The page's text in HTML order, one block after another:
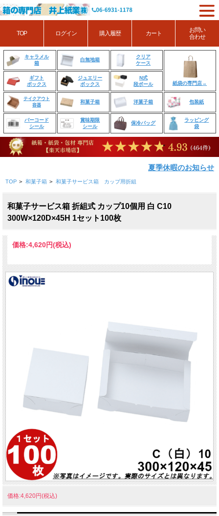
キャラメル
箱
白無地箱
クリア
ケース
紙袋の専門店→
ギフト
ボックス
ジュエリー
ボックス
N式
段ボール
テイクアウト
容器
和菓子箱 洋菓子箱 包装紙
バーコード
シール
賞味期限
シール
保冷バッグ
ラッピング
袋
夏季休暇のお知らせ
TOP > 和菓子箱 > 和菓子サービス箱 カップ用折組
和菓子サービス箱 折組式 カップ10個用 白 C10
300W×120D×45H 1セット100枚
価格:4,620円(税込)
価格:4,620円(税込)
TOP ログイン 購入履歴 カート
お問い
合わせ